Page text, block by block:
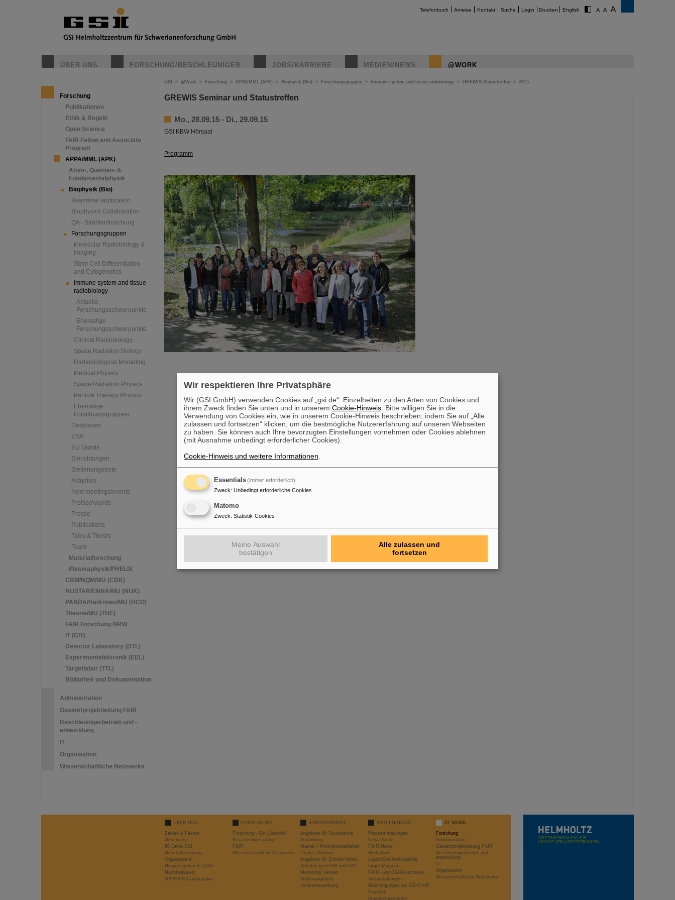
Telefonbuch Anreise Kontakt Suche Login Drucken English
ÜBER UNS FORSCHUNG/BESCHLEUNIGER JOBS/KARRIERE MEDIEN/NEWS @WORK
Forschung
Publikationen
Ethik & Regeln
Open Science
FAIR Fellow and Associate
Program
APPA/MML (APK)
Atom-, Quanten- &
Fundamentalphysik
Biophysik (Bio)
Beamtime application
Biophysics Collaboration
QA - Strahlenforschung
Forschungsgruppen
Molecular Radiobiology &
Imaging
Stem Cell Differentiation
and Cytogenetics
Immune system and tissue
radiobiology
Aktuelle
Forschungsschwerpunkte
Ehemalige
Forschungsschwerpunkte
Clinical Radiobiology
Space Radiation Biology
Radiobiological Modelling
Medical Physics
Space Radiation Physics
Particle Therapy Physics
Ehemalige
Forschungsgruppen
Databases
ESA
EU Grants
Einrichtungen
Stellenangebote
Aktuelles
Next meetings/events
Preise/Awards
Presse
Publications
Talks & Thesis
Team
Materialforschung
Plasmaphysik/PHELIX
CBM/NQM/MU (CBK)
NUSTAR/ENNA/MU (NUK)
PANDA/Hadronen/MU (HCO)
Theorie/MU (THE)
FAIR Forschung NRW
IT (CIT)
Detector Laboratory (DTL)
Experimentelektronik (EEL)
Targetlabor (TTL)
Bibliothek und Dokumentation
Administration
Gesamtprojektleitung FAIR
Beschleunigerbetrieb und -
entwicklung
IT
Organisation
Wissenschaftliche Netzwerke
GSI > @Work > Forschung > APPA/MML (APK) > Biophysik (Bio) > Forschungsgruppen > Immune system and tissue radiobiology > GREWIS Statustreffen > 2015
GREWIS Seminar und Statustreffen
Mo., 28.09.15 - Di., 29.09.15
GSI KBW Hörsaal
Programm
ÜBER UNS
Zahlen & Fakten
Geschichte
50 Jahre GSI
Geschäftsführung
Organigramm
Hinweis geben & LkSG
Nachhaltigkeit
GSI/FAIR-Campusplan
FORSCHUNG
Forschung - Ein Überblick
Beschleunigeranlage
FAIR
Wissenschaftliche Netzwerke
JOBS/KARRIERE
Angebote für Studierende
Ausbildung
Master / Promotionsarbeiten
Duales Studium
Angebote für Schüler*innen
Arbeiten bei FAIR und GSI
Mentoring Hessen
Stellenangebote
Initiativbewerbung
MEDIEN/NEWS
Pressemitteilungen
News-Archiv
FAIR-News
Mediathek
Logos/Erscheinungsbild
target-Magazin
FAIR- und GSI-Broschüren
Veranstaltungen
Besichtigungen bei GSI/FAIR
Fanshop
Ansprechpersonen
AT WORK
Forschung
Administration
Gesamtprojektleitung FAIR
Beschleunigerbetrieb und -
entwicklung
IT
Organisation
Wissenschaftliche Netzwerke
Wir respektieren Ihre Privatsphäre
Wir (GSI GmbH) verwenden Cookies auf „gsi.de“. Einzelheiten zu den Arten von Cookies und
ihrem Zweck finden Sie unten und in unserem Cookie-Hinweis . Bitte willigen Sie in die
Verwendung von Cookies ein, wie in unserem Cookie-Hinweis beschrieben, indem Sie auf „Alle
zulassen und fortsetzen“ klicken, um die bestmögliche Nutzererfahrung auf unseren Webseiten
zu haben. Sie können auch Ihre bevorzugten Einstellungen vornehmen oder Cookies ablehnen
(mit Ausnahme unbedingt erforderlicher Cookies).
Cookie-Hinweis und weitere Informationen
Essentials(immer erforderlich)
Zweck: Unbedingt erforderliche Cookies
Matomo
Zweck: Statistik-Cookies
Meine Auswahl
bestätigen
Alle zulassen und
fortsetzen